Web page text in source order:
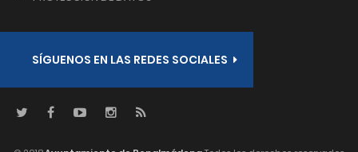
SÍGUENOS EN LAS REDES SOCIALES